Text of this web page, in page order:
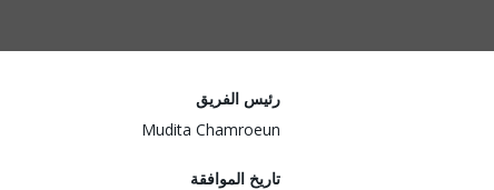
رئيس الفريق
Mudita Chamroeun
تاريخ الموافقة